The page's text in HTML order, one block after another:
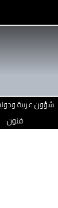
شؤون عربية
فنون